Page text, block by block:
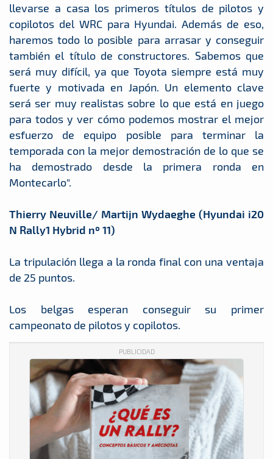
llevarse a casa los primeros títulos de pilotos y
copilotos del WRC para Hyundai. Además de eso,
haremos todo lo posible para arrasar y conseguir
también el título de constructores. Sabemos que
será muy difícil, ya que Toyota siempre está muy
fuerte y motivada en Japón. Un elemento clave
será ser muy realistas sobre lo que está en juego
para todos y ver cómo podemos mostrar el mejor
esfuerzo de equipo posible para terminar la
temporada con la mejor demostración de lo que se
ha demostrado desde la primera ronda en
Montecarlo".
Thierry Neuville/ Martijn Wydaeghe (Hyundai i20
N Rally1 Hybrid nº 11)
La tripulación llega a la ronda final con una ventaja
de 25 puntos.
Los belgas esperan conseguir su primer
campeonato de pilotos y copilotos.
PUBLICIDAD